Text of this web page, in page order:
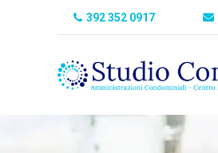
392 352 0917